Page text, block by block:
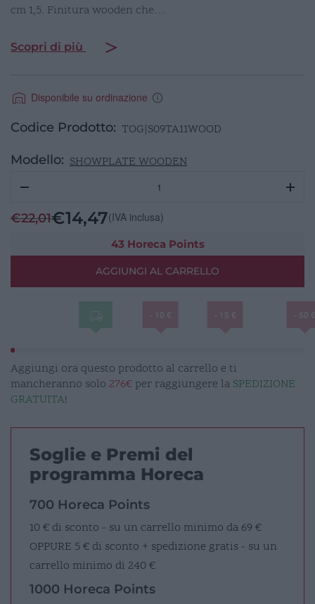
cm 1,5. Finitura wooden che…
Scopri di più
Disponibile su ordinazione
Codice Prodotto: TOG|S09TA11WOOD
Modello: SHOWPLATE WOODEN
Rettangolare
28x14
quantità
€22,01€14,47(IVA inclusa)
43 Horeca Points
AGGIUNGI AL CARRELLO
Aggiungi ora questo prodotto al carrello e ti
mancheranno solo 276€ per raggiungere la SPEDIZIONE
GRATUITA!
Soglie e Premi del
programma Horeca
700 Horeca Points
10 € di sconto - su un carrello minimo da 69 €
OPPURE 5 € di sconto + spedizione gratis - su un
carrello minimo di 240 €
1000 Horeca Points